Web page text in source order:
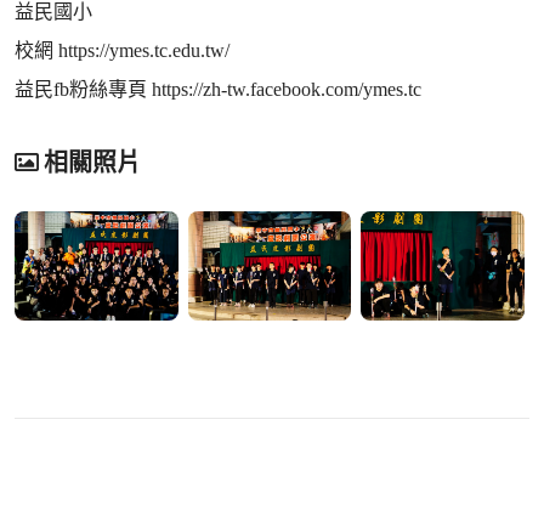
益民國小
校網 https://ymes.tc.edu.tw/
益民fb粉絲專頁 https://zh-tw.facebook.com/ymes.tc
相關照片